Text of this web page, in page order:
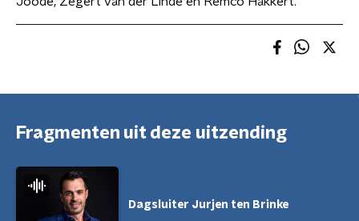
Fragmenten uit deze uitzending
Dagsluiter Jurjen ten Brinke